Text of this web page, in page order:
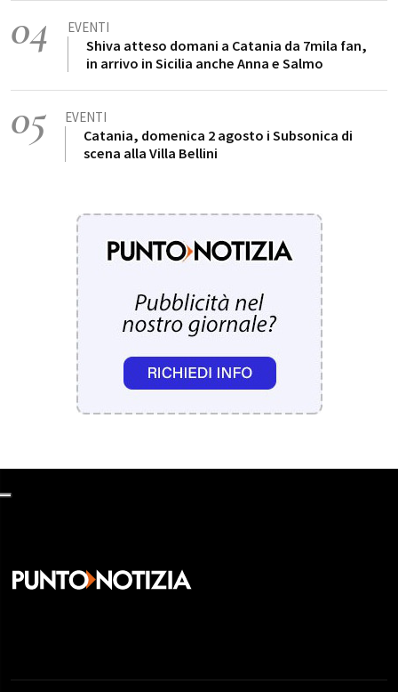
04 EVENTI
Shiva atteso domani a Catania da 7mila fan,
in arrivo in Sicilia anche Anna e Salmo
05 EVENTI
Catania, domenica 2 agosto i Subsonica di
scena alla Villa Bellini